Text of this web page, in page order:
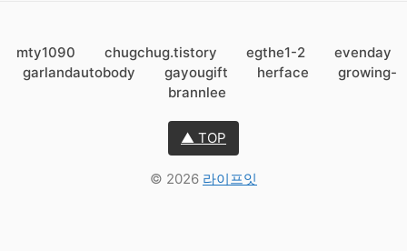
mty1090 chugchug.tistory egthe1-2
evenday
garlandautobody
gayougift herface
growing-
brannlee
▲ TOP
© 2026 라이프잇